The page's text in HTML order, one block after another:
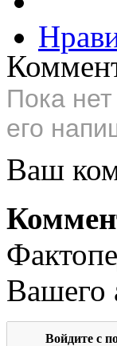
Пока
его
Ваш
Вашего
Войдите с